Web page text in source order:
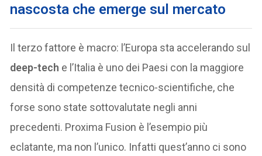
nascosta che emerge sul mercato
Il terzo fattore è macro: l’Europa sta accelerando sul
deep-tech e l’Italia è uno dei Paesi con la maggiore
densità di competenze tecnico-scientifiche, che
forse sono state sottovalutate negli anni
precedenti. Proxima Fusion è l’esempio più
eclatante, ma non l’unico. Infatti quest’anno ci sono